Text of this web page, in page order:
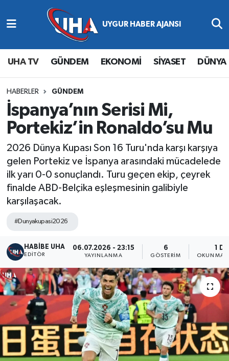
UHA TV GÜNDEM EKONOMİ SİYASET DÜNYA
HABERLER GÜNDEM
İspanya’nın Serisi Mi,
Portekiz’in Ronaldo’su Mu
2026 Dünya Kupası Son 16 Turu'nda karşı karşıya
gelen Portekiz ve İspanya arasındaki mücadelede
ilk yarı 0-0 sonuçlandı. Turu geçen ekip, çeyrek
finalde ABD-Belçika eşleşmesinin galibiyle
karşılaşacak.
#Dunyakupasi2026
HABİBE UHA
EDITÖR
06.07.2026 - 23:15
YAYINLANMA
6
GÖSTERIM
1 DK
OKUNMA
Abone Ol
Gündem
Ekonomi
Magazin
Siyaset
Spor
Yaşam
Nöbetçi Eczaneler
Hava Durumu
Namaz Vakitleri
Trafik Durumu
Süper Lig Puan Durumu ve Fikstür
Tüm Manşetler
Son Dakika Haberleri
Haber Arşivi